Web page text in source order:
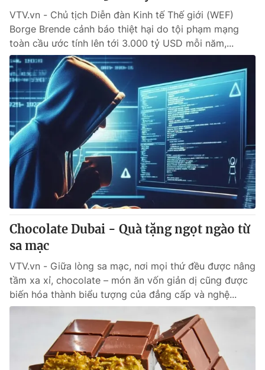
VTV.vn - Chủ tịch Diễn đàn Kinh tế Thế giới (WEF)
Borge Brende cảnh báo thiệt hại do tội phạm mạng
toàn cầu ước tính lên tới 3.000 tỷ USD mỗi năm,...
Chocolate Dubai - Quà tặng ngọt ngào từ
sa mạc
VTV.vn - Giữa lòng sa mạc, nơi mọi thứ đều được nâng
tầm xa xỉ, chocolate – món ăn vốn giản dị cũng được
biến hóa thành biểu tượng của đẳng cấp và nghệ...